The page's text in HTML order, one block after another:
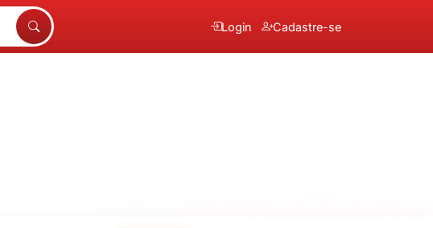
Login Cadastre-se